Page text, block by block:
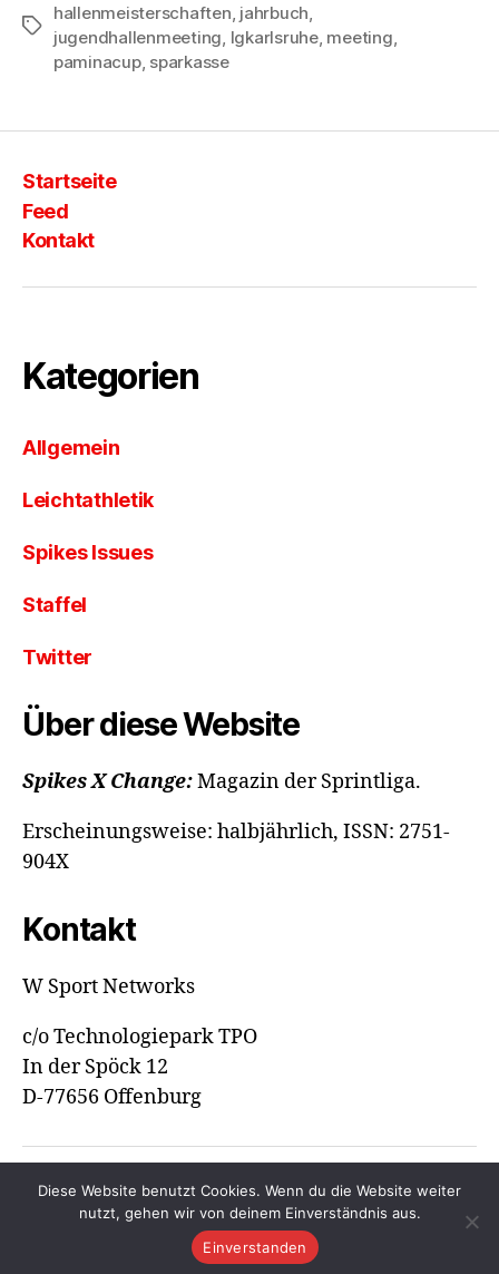
Schlagwörter
hallenmeisterschaften, jahrbuch,
jugendhallenmeeting, lgkarlsruhe, meeting,
paminacup, sparkasse
Startseite
Feed
Kontakt
Kategorien
Allgemein
Leichtathletik
Spikes Issues
Staffel
Twitter
Über diese Website
Spikes X Change:Magazin der Sprintliga.
Erscheinungsweise: halbjährlich, ISSN: 2751-
904X
Kontakt
W Sport Networks
c/o Technologiepark TPO
In der Spöck 12
D-77656 Offenburg
© 2026Spikes Magazine
Datenschutzerklärung
Hoch↑
Diese Website benutzt Cookies. Wenn du die Website weiter
nutzt, gehen wir von deinem Einverständnis aus.
Einverstanden